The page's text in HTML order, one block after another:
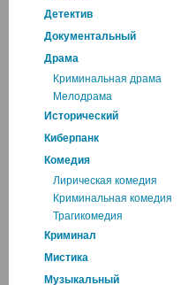
Детектив
Документальный
Драма
Криминальная драма
Мелодрама
Исторический
Киберпанк
Комедия
Лирическая комедия
Криминальная комедия
Трагикомедия
Криминал
Мистика
Музыкальный